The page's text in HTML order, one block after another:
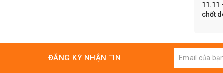
11.11
chốt
ĐĂNG KÝ NHẬN TIN